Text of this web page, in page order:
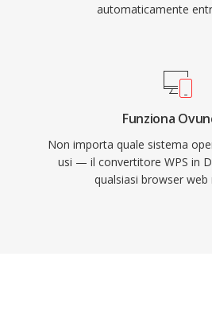
automaticamente
Funziona
Non importa quale sistema
usi — il convertitore WPS in
qualsiasi browser web